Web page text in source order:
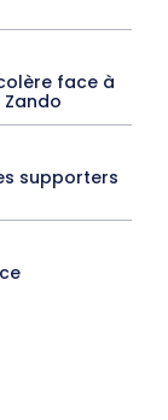
face à
supporters